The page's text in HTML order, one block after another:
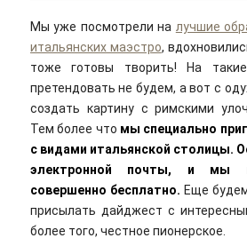
Мы уже посмотрели на лучшие
итальянских маэстро,
тоже готовы творить! На
претендовать не будем, а вот с
создать картину с римскими
Тем более что мы специально
с видами итальянской столицы.
электронной почты, и мы
совершенно бесплатно. Еще
присылать дайджест с
более того, честное пионерское.